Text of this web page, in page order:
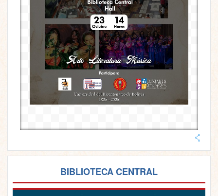
BIBLIOTECA CENTRAL